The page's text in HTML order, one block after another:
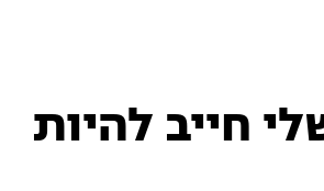
חייב להיות